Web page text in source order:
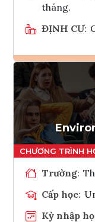
tháng.
ĐỊNH CƯ:
Trường:
Cấp học:
Kỳ nhập